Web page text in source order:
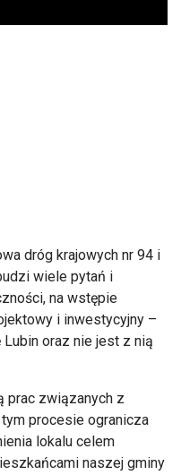
dróg krajowych nr 94 i
wiele pytań i
na wstępie
i inwestycyjny –
oraz nie jest z nią
prac związanych z
procesie ogranicza
lokalu celem
naszej gminy